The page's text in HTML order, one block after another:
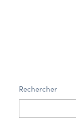
Post Comment
Rechercher